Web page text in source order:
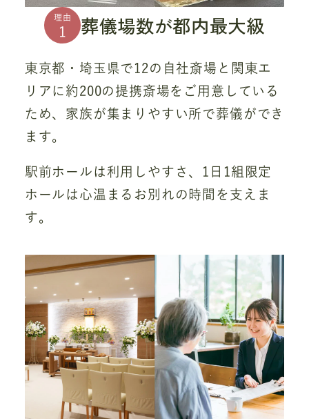
理由
1 葬儀場数が都内最大級
東京都・埼玉県で12の自社斎場と関東エ
リアに約200の提携斎場をご用意している
ため、家族が集まりやすい所で葬儀ができ
ます。
駅前ホールは利用しやすさ、1日1組限定
ホールは心温まるお別れの時間を支えま
す。